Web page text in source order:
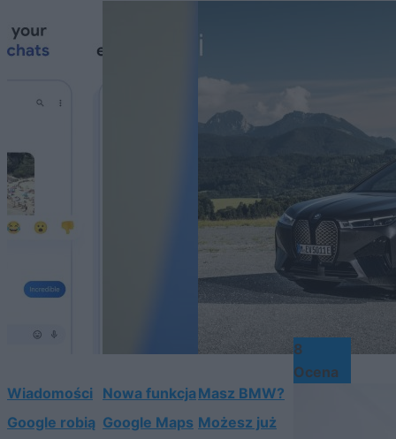
Wiadomości
Google robią
Nowa funkcja
Google Maps
Masz BMW?
Możesz już
8
Ocena